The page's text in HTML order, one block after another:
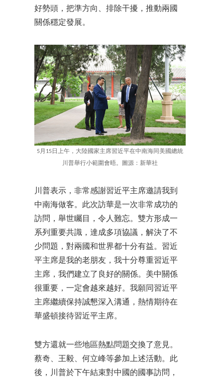
好勢頭，把準方向、排除干擾，推動兩國
關係穩定發展。
5月15日上午，大陸國家主席習近平在中南海同美國總統
川普舉行小範圍會晤。圖源：新華社
川普表示，非常感謝習近平主席邀請我到
中南海做客。此次訪華是一次非常成功的
訪問，舉世矚目，令人難忘。雙方形成一
系列重要共識，達成多項協議，解決了不
少問題，對兩國和世界都十分有益。習近
平主席是我的老朋友，我十分尊重習近平
主席，我們建立了良好的關係。美中關係
很重要，一定會越來越好。我願同習近平
主席繼續保持誠懇深入溝通，熱情期待在
華盛頓接待習近平主席。
雙方還就一些地區熱點問題交換了意見。
蔡奇、王毅、何立峰等參加上述活動。此
後，川普於下午結束對中國的國事訪問，